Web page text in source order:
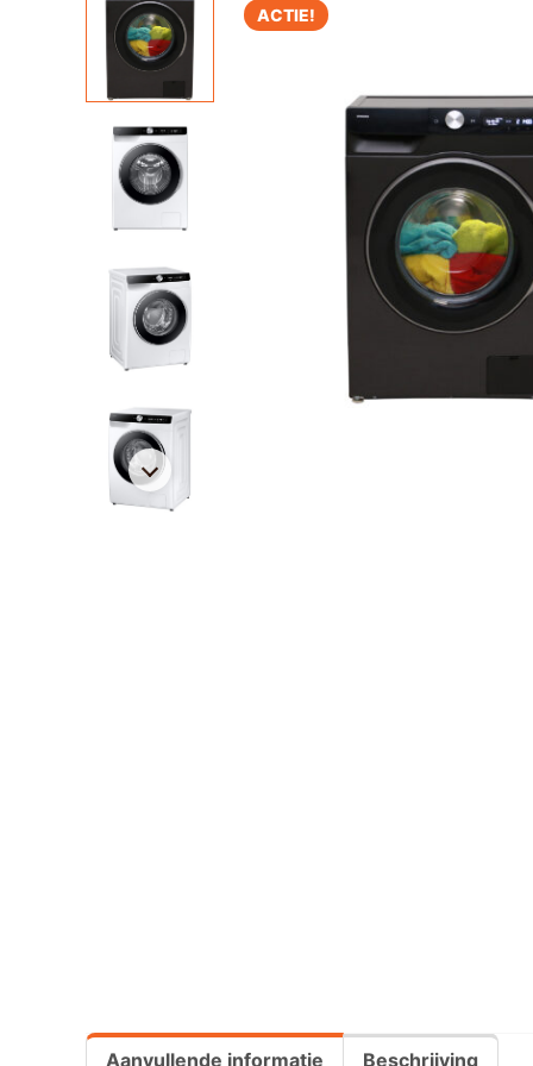
ACTIE!
Aanvullende informatie Beschrijving